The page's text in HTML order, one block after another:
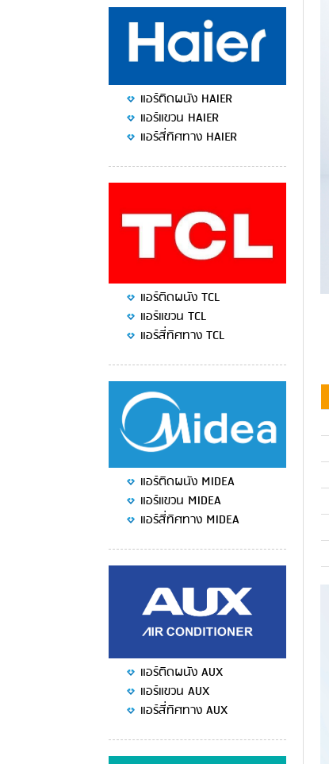
แอร์ติดผนัง HAIER
แอร์แขวน HAIER
แอร์สี่ทิศทาง HAIER
แอร์ติดผนัง TCL
แอร์แขวน TCL
แอร์สี่ทิศทาง TCL
แอร์ติดผนัง MIDEA
แอร์แขวน MIDEA
แอร์สี่ทิศทาง MIDEA
แอร์ติดผนัง AUX
แอร์แขวน AUX
แอร์สี่ทิศทาง AUX